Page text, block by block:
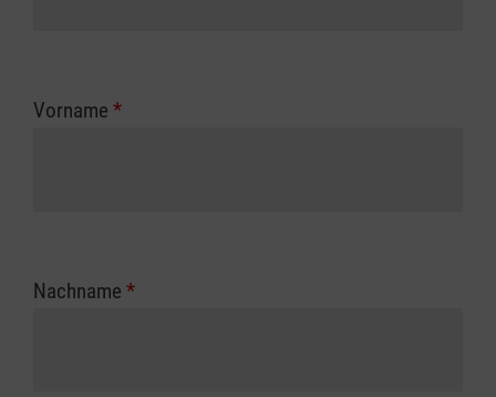
Vorname *
Nachname *